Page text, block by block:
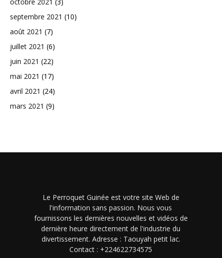
septembre 2021 (10)
août 2021 (7)
juillet 2021 (6)
juin 2021 (22)
mai 2021 (17)
avril 2021 (24)
mars 2021 (9)
Le Perroquet Guinée est votre site Web de
l'information sans passion. Nous vous
fournissons les dernières nouvelles et vidéos de
dernière heure directement de l'industrie du
divertissement. Adresse : Taouyah petit lac.
Contact : +224622734575